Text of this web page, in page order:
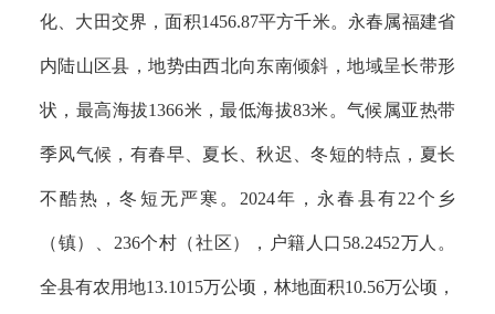
化、大田交界，面积1456.87平方千米。永春属福建省
内陆山区县，地势由西北向东南倾斜，地域呈长带形
状，最高海拔1366米，最低海拔83米。气候属亚热带
季风气候，有春早、夏长、秋迟、冬短的特点，夏长
不酷热，冬短无严寒。2024年，永春县有22个乡
（镇）、236个村（社区），户籍人口58.2452万人。
全县有农用地13.1015万公顷，林地面积10.56万公顷，